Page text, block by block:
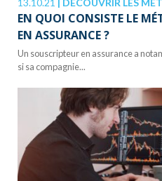
EN QUOI CONSISTE LE
EN ASSURANCE ?
Un souscripteur en assurance a
si sa compagnie...